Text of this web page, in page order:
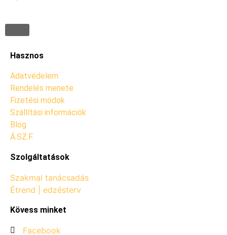
Hasznos
Adatvédelem
Rendelés menete
Fizetési módok
Szállítási információk
Blog
Á.SZ.F.
Szolgáltatások
Szakmai tanácsadás
Étrend | edzésterv
Kövess minket
Facebook